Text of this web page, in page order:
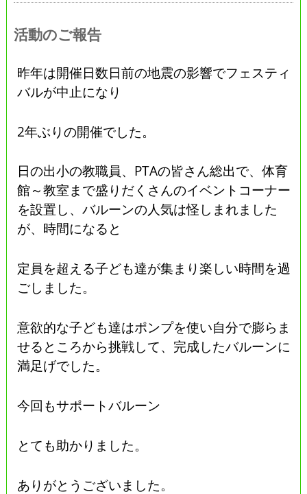
活動のご報告
昨年は開催日数日前の地震の影響でフェスティ
バルが中止になり
2年ぶりの開催でした。
日の出小の教職員、PTAの皆さん総出で、体育
館～教室まで盛りだくさんのイベントコーナー
を設置し、バルーンの人気は怪しまれました
が、時間になると
定員を超える子ども達が集まり楽しい時間を過
ごしました。
意欲的な子ども達はポンプを使い自分で膨らま
せるところから挑戦して、完成したバルーンに
満足げでした。
今回もサポートバルーン
とても助かりました。
ありがとうございました。